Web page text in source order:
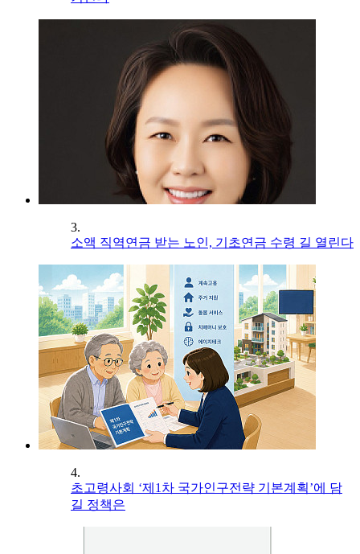
3.
소액 직역연금 받는 노인, 기초연금 수령 길 열린다
4.
초고령사회 ‘제1차 국가인구전략 기본계획’에 담
길 정책은